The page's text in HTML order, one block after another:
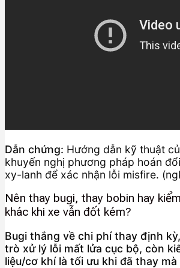
Dẫn chứng: Hướng dẫn kỹ thuật
khuyến nghị phương pháp hoán
xy-lanh để xác nhận lỗi misfire.
Nên thay bugi, thay bobin hay
khác khi xe vẫn đốt kém?
Bugi thắng về chi phí thay định
trò xử lý lỗi mất lửa cục bộ, còn
liệu/cơ khí là tối ưu khi đã thay